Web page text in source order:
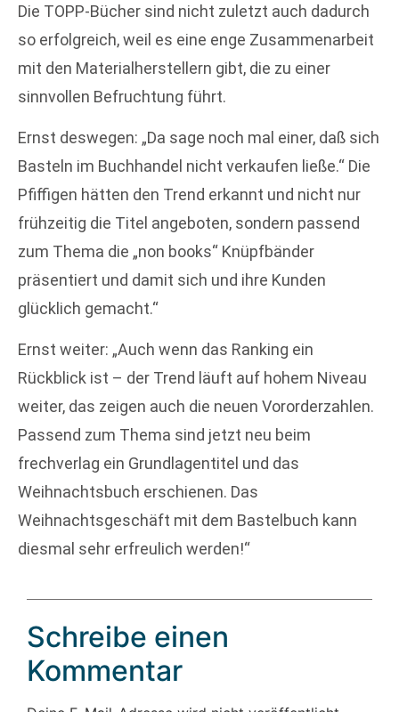
Die TOPP-Bücher sind nicht zuletzt auch dadurch
so erfolgreich, weil es eine enge Zusammenarbeit
mit den Materialherstellern gibt, die zu einer
sinnvollen Befruchtung führt.
Ernst deswegen: „Da sage noch mal einer, daß sich
Basteln im Buchhandel nicht verkaufen ließe.“ Die
Pfiffigen hätten den Trend erkannt und nicht nur
frühzeitig die Titel angeboten, sondern passend
zum Thema die „non books“ Knüpfbänder
präsentiert und damit sich und ihre Kunden
glücklich gemacht.“
Ernst weiter: „Auch wenn das Ranking ein
Rückblick ist – der Trend läuft auf hohem Niveau
weiter, das zeigen auch die neuen Vororderzahlen.
Passend zum Thema sind jetzt neu beim
frechverlag ein Grundlagentitel und das
Weihnachtsbuch erschienen. Das
Weihnachtsgeschäft mit dem Bastelbuch kann
diesmal sehr erfreulich werden!“
Schreibe einen
Kommentar